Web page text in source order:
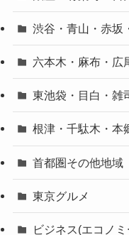
渋谷・青山・赤坂
六本木・麻布・広
東池袋・目白・雑
根津・千駄木・本
首都圏その他地域
東京グルメ
ビジネス(エコノ